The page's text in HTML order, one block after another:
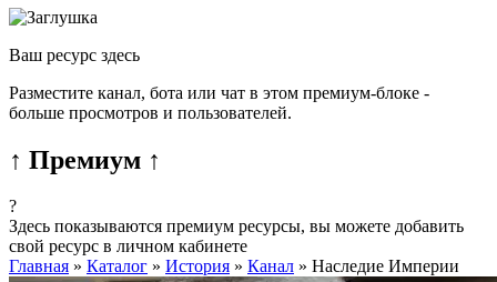
Ваш ресурс здесь
Разместите канал, бота или чат в этом премиум-блоке -
больше просмотров и пользователей.
↑ Премиум ↑
?
Здесь показываются премиум ресурсы, вы можете добавить
свой ресурс в личном кабинете
Главная » Каталог » История » Канал » Наследие Империи